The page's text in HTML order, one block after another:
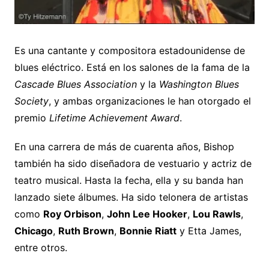
Es una cantante y compositora estadounidense de
blues eléctrico. Está en los salones de la fama de la
Cascade Blues Associationy la Washington Blues
Society, y ambas organizaciones le han otorgado el
premio Lifetime Achievement Award.
En una carrera de más de cuarenta años, Bishop
también ha sido diseñadora de vestuario y actriz de
teatro musical. Hasta la fecha, ella y su banda han
lanzado siete álbumes. Ha sido telonera de artistas
como Roy Orbison, John Lee Hooker, Lou Rawls,
Chicago, Ruth Brown, Bonnie Riatty Etta James,
entre otros.